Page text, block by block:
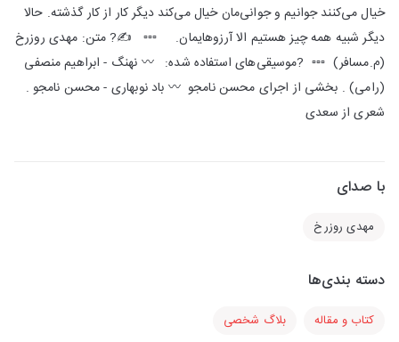
خیال می‌کنند جوانیم و جوانی‌مان خیال می‌کند دیگر کار از کار گذشته. حالا
دیگر شبیه همه چیز هستیم الا آرزوهایمان. ‌ ‌ ‌ ‌‌ ‌‌‌▫️▫️▫️ ‌‌ ‌ ✍? متن: مهدی روزرخ
(م.مسافر)‌ ‌‌‌‌ ‌‌‌▫️▫️▫️ ‌ ?موسیقی‌‌های استفاده شده:‌ ‌‌‌ ‌‌‌‌‌ ‌‌‌〰️ نهنگ - ابراهیم منصفی
(رامی)‌ . بخشی از اجرای محسن نامجو‌ ‌‌ ‌‌‌〰️ باد نوبهاری - محسن نامجو .
شعری از سعدی‌
با صدای
مهدی روزرخ
دسته بندی‌ها
کتاب و مقاله بلاگ شخصی